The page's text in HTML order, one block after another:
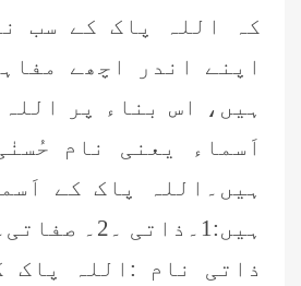
کہ اللہ پاک کے سب
اپنے اندر اچھے
ہیں، اس بناء پر
اَسماء یعنی نام
ہیں۔اللہ پاک کے
ہیں:1۔ذاتی
ذاتی نام :اللہ پاک